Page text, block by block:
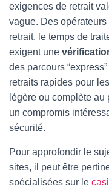
exigences de retrait
vague. Des
retrait, le temps de
exigent une
des parcours
retraits rapides pour
légère ou complète
un compromis
sécurité.
Pour approfondir le
sites, il peut être
spécialisées sur le